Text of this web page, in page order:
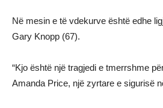
Në mesin e të vdekurve është edhe
Gary Knopp (67).
“Kjo është një tragjedi e tmerrshme
Amanda Price, një zyrtare e sigurisë